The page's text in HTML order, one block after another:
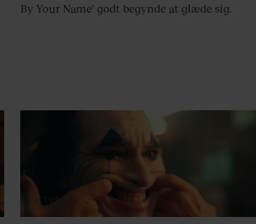
By Your Name' godt begynde at glæde sig.
KULTUR